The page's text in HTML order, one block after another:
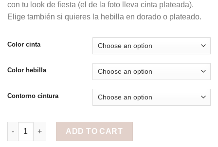
con tu look de fiesta (el de la foto lleva cinta plateada).
Elige también si quieres la hebilla en dorado o plateado.
Color cinta
Color hebilla
Contorno cintura
Cinturón de flores Rosas, Buganvillas y Blancos quantity
ADD TO CART